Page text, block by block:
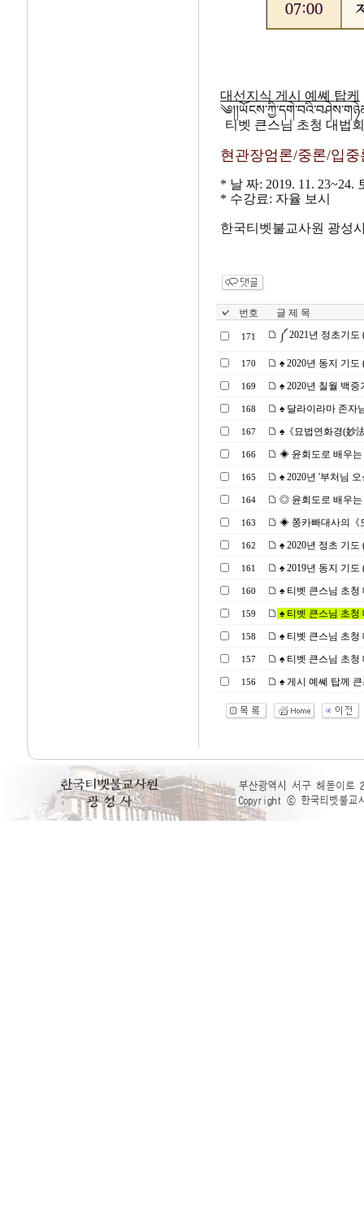
대선지식 게시 예쎼 탑케
티벳 큰스님 초청 대법
현관장엄론/중론/입
* 날 짜: 2019. 11. 23~24.
* 수강료: 자율 보시
한국티벳불교사원 광성
번호 글 제 목
171 ༼ 2021년 정초기도
170 ♠ 2020년 동지 기도
169 ♠ 2020년 칠월 백중
168 ♠ 달라이라마 존자
167 ♠《묘법연화경(妙
166 ◈ 윤회도로 배우는
165 ♠ 2020년 '부처님
164 ◎ 윤회도로 배우는
163 ◈ 쫑카빠대사의《
162 ♠ 2020년 정초 기도
161 ♠ 2019년 동지 기도
160 ♠ 티벳 큰스님 초청
159 ♠ 티벳 큰스님 초청
158 ♠ 티벳 큰스님 초청
157 ♠ 티벳 큰스님 초청
156 ♠ 게시 예쎼 탑께